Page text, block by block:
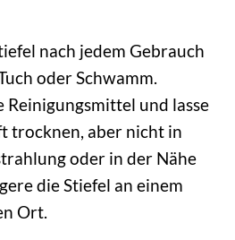
nach jedem Gebrauch
oder Schwamm.
Reinigungsmittel und lasse
trocknen, aber nicht in
oder in der Nähe
die Stiefel an einem
Ort.